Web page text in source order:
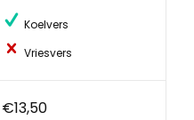
Koelvers
Vriesvers
€13,50